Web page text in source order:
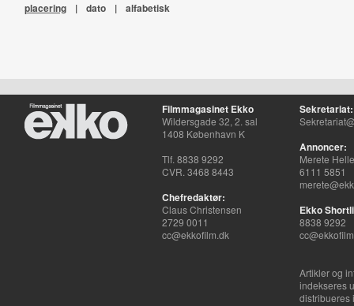
placering | dato | alfabetisk
Filmmagasinet Ekko
Wildersgade 32, 2. sal
1408 København K
Tlf. 8838 9292
CVR. 3468 8443
Chefredaktør:
Claus Christensen
2729 0011
cc@ekkofilm.dk
Sekretariat:
Annoncer:
Merete
6111 5851
Ekko
8838 9292
Artikler og
indekseres
distribueres